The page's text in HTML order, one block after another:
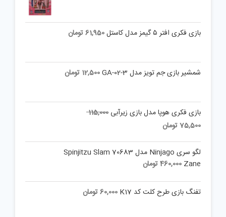
بازی فکری افتر ۵ گیمز مدل کاستل 61,950تومان
شمشیر بازی جم تویز مدل 3-02-GA 12,500 تومان
بازی فکری هوپا مدل بازی زیرآبی 115,000
Original
115,000 تومان.
75,500تومان
is:
75,500 تومان.
لگو سری Ninjago مدل 70683 Spinjitzu Slam
Zane
460,000تومان
تفنگ بازی طرح کلت کد K17 60,000تومان